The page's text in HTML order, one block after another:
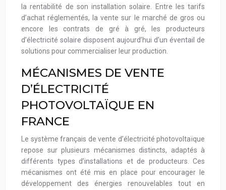
la rentabilité de son installation solaire. Entre les tarifs
d’achat réglementés, la vente sur le marché de gros ou
encore les contrats de gré à gré, les producteurs
d’électricité solaire disposent aujourd’hui d’un éventail de
solutions pour commercialiser leur production.
MÉCANISMES DE VENTE
D’ÉLECTRICITÉ
PHOTOVOLTAÏQUE EN
FRANCE
Le système français de vente d’électricité photovoltaïque
repose sur plusieurs mécanismes distincts, adaptés à
différents types d’installations et de producteurs. Ces
mécanismes ont été mis en place pour encourager le
développement des énergies renouvelables tout en